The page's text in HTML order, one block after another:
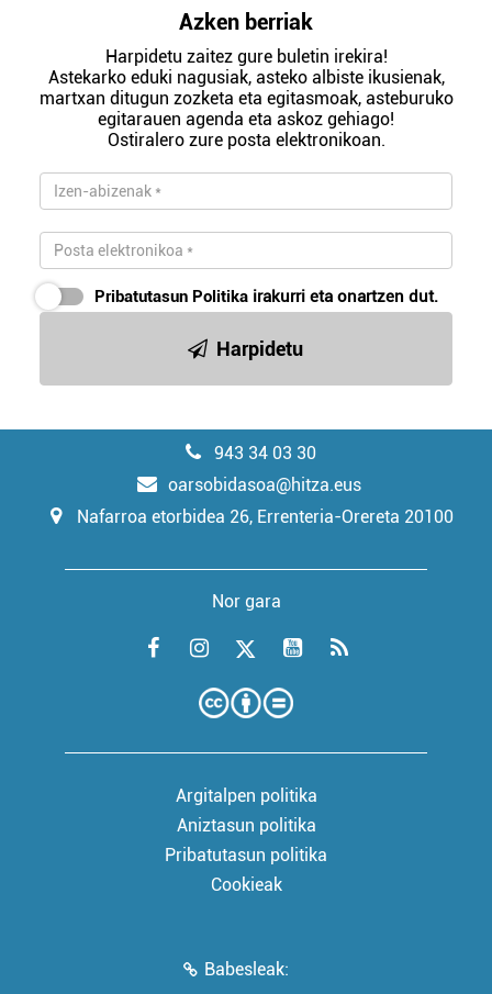
Azken berriak
Harpidetu zaitez gure buletin irekira!
Astekarko eduki nagusiak, asteko albiste ikusienak,
martxan ditugun zozketa eta egitasmoak, asteburuko
egitarauen agenda eta askoz gehiago!
Ostiralero zure posta elektronikoan.
Pribatutasun Politika irakurri eta onartzen dut.
Harpidetu
943 34 03 30
oarsobidasoa@hitza.eus
Nafarroa etorbidea 26, Errenteria-Orereta 20100
Nor gara
Argitalpen politika
Aniztasun politika
Pribatutasun politika
Cookieak
Babesleak: